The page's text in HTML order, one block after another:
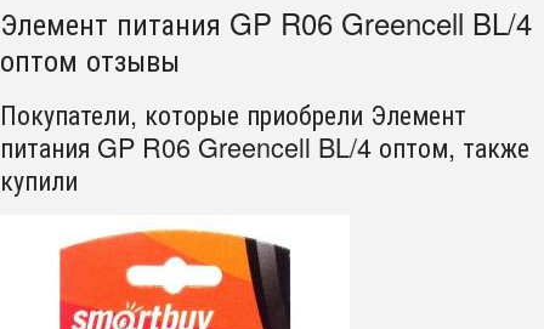
Элемент питания GP R06 Greencell BL/4
оптом отзывы
Покупатели, которые приобрели Элемент
питания GP R06 Greencell BL/4 оптом, также
купили